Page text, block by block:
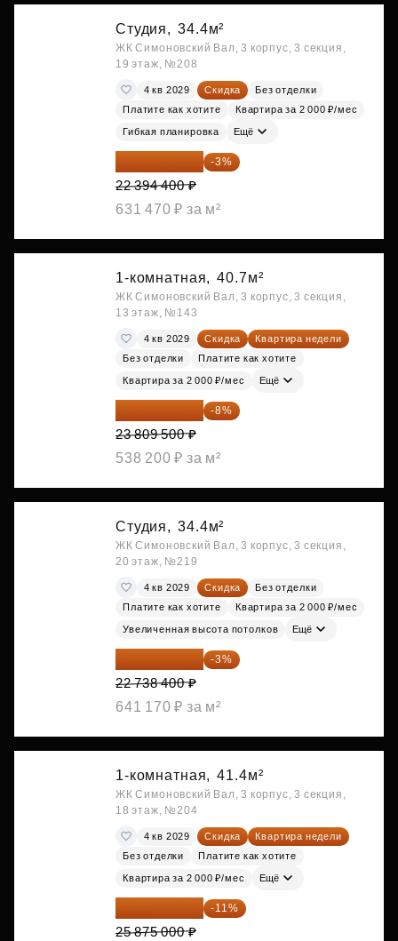
Студия, 34.4м²
ЖК Симоновский Вал, 3 корпус, 3 секция,
19 этаж, №208
4 кв 2029 Скидка
Без отделки
Платите как хотите
Квартира за 2 000 ₽/мес
Гибкая планировка Ещё
21 722 568 ₽ -3%
22 394 400 ₽
631 470 ₽ за м²
1-комнатная, 40.7м²
ЖК Симоновский Вал, 3 корпус, 3 секция,
13 этаж, №143
4 кв 2029 Скидка
Квартира недели
Без отделки
Платите как хотите
Квартира за 2 000 ₽/мес Ещё
21 904 740 ₽ -8%
23 809 500 ₽
538 200 ₽ за м²
Студия, 34.4м²
ЖК Симоновский Вал, 3 корпус, 3 секция,
20 этаж, №219
4 кв 2029 Скидка
Без отделки
Платите как хотите
Квартира за 2 000 ₽/мес
Увеличенная высота потолков Ещё
22 056 248 ₽ -3%
22 738 400 ₽
641 170 ₽ за м²
1-комнатная, 41.4м²
ЖК Симоновский Вал, 3 корпус, 3 секция,
18 этаж, №204
4 кв 2029 Скидка
Квартира недели
Без отделки
Платите как хотите
Квартира за 2 000 ₽/мес Ещё
23 028 750 ₽ -11%
25 875 000 ₽